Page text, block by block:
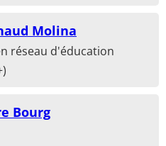
Molina
réseau d'éducation
Bourg